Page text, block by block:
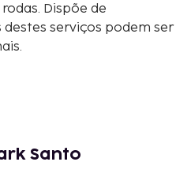
Dispõe de
serviços podem ser
Santo